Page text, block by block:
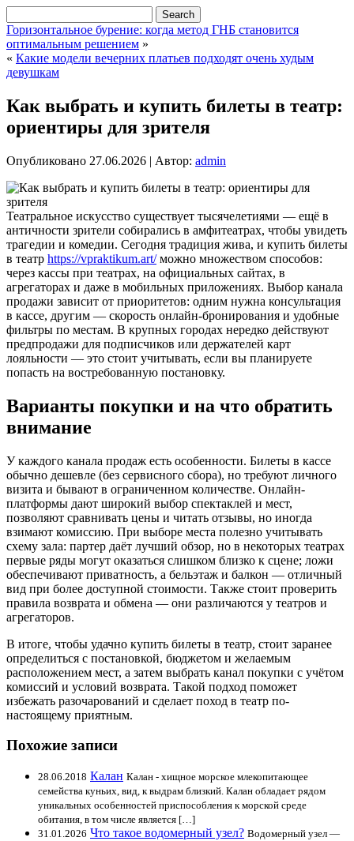
Горизонтальное бурение: когда метод ГНБ становится
оптимальным решением »
« Какие модели вечерних платьев подходят очень худым
девушкам
Как выбрать и купить билеты в театр:
ориентиры для зрителя
Опубликовано 27.06.2026 | Автор: admin
Театральное искусство существует тысячелетиями — ещё в
античности зрители собирались в амфитеатрах, чтобы увидеть
трагедии и комедии. Сегодня традиция жива, и купить билеты
в театр https://vpraktikum.art/можно множеством способов:
через кассы при театрах, на официальных сайтах, в
агрегаторах и даже в мобильных приложениях. Выбор канала
продажи зависит от приоритетов: одним нужна консультация
в кассе, другим — скорость онлайн-бронирования и удобные
фильтры по местам. В крупных городах нередко действуют
предпродажи для подписчиков или держателей карт
лояльности — это стоит учитывать, если вы планируете
попасть на востребованную постановку.
Варианты покупки и на что обратить
внимание
У каждого канала продаж есть особенности. Билеты в кассе
обычно дешевле (без сервисного сбора), но требуют личного
визита и бывают в ограниченном количестве. Онлайн-
платформы дают широкий выбор спектаклей и мест,
позволяют сравнивать цены и читать отзывы, но иногда
взимают комиссию. При выборе места полезно учитывать
схему зала: партер даёт лучший обзор, но в некоторых театрах
первые ряды могут оказаться слишком близко к сцене; ложи
обеспечивают приватность, а бельэтаж и балкон — отличный
вид при более доступной стоимости. Также стоит проверить
правила возврата и обмена — они различаются у театров и
агрегаторов.
В итоге, чтобы удачно купить билеты в театр, стоит заранее
определиться с постановкой, бюджетом и желаемым
расположением мест, а затем выбрать канал покупки с учётом
комиссий и условий возврата. Такой подход поможет
избежать разочарований и сделает поход в театр по-
настоящему приятным.
Похожие записи
28.06.2018 Калан Калан - хищное морское млекопитающее
семейства куньих, вид, к выдрам близкий. Калан обладает рядом
уникальных особенностей приспособления к морской среде
обитания, в том числе является […]
31.01.2026 Что такое водомерный узел? Водомерный узел —